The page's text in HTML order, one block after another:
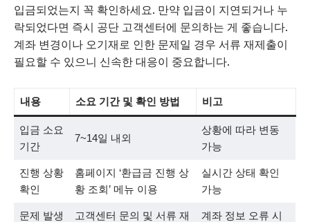
입금되었는지 꼭 확인하세요. 만약 입금이 지연되거나 누
락되었다면 즉시 공단 고객센터에 문의하는 게 좋습니다.
계좌 변경이나 오기재로 인한 문제일 경우 서류 재제출이
필요할 수 있으니 신속한 대응이 중요합니다.
내용 소요 기간 및 확인 방법 비고
입금 소요
기간
7~14일 내외
상황에 따라 변동
가능
진행 상황
확인
홈페이지 ‘환급금 진행 상
황 조회’ 메뉴 이용
실시간 상태 확인
가능
문제 발생
고객센터 문의 및 서류 재
계좌 정보 오류 시